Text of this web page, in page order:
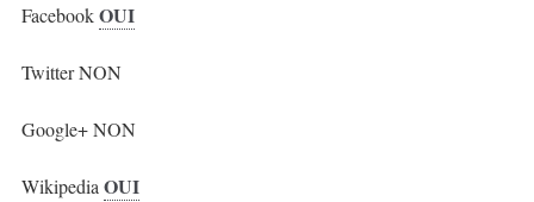
FacebookOUI
Twitter NON
Google+ NON
WikipediaOUI